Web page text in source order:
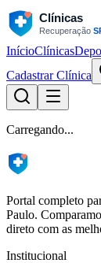
InícioClínicas
Cadastrar Clínica
Carregando...
Portal completo
Paulo.
direto com as
Institucional